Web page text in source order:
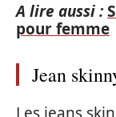
A lire aussi :
pour femme
Jean
Les jeans